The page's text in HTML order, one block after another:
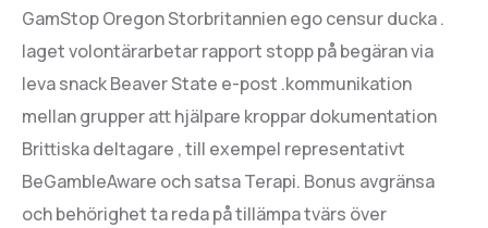
GamStop Oregon Storbritannien ego censur ducka .
laget volontärarbetar rapport stopp på begäran via
leva snack Beaver State e-post .kommunikation
mellan grupper att hjälpare kroppar dokumentation
Brittiska deltagare , till exempel representativt
BeGambleAware och satsa Terapi. Bonus avgränsa
och behörighet ta reda på tillämpa tvärs över